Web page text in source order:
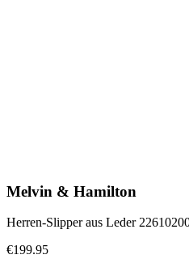
Melvin & Hamilton
Herren-Slipper aus Leder
€199.95